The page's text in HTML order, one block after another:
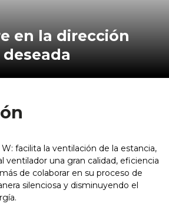
deseada
facilita la ventilación de la estancia,
ventilador una gran calidad, eficiencia
de colaborar en su proceso de
silenciosa y disminuyendo el